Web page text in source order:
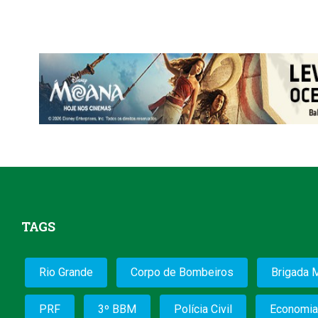
TAGS
Rio Grande Corpo de Bombeiros Brigada
PRF 3º BBM Polícia Civil Economia